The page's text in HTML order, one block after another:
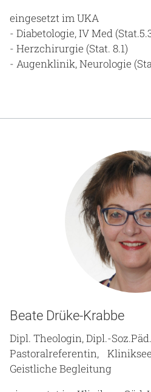
eingesetzt im UKA
- Diabetologie, IV Med
- Herzchirurgie (Stat. 8.1)
- Augenklinik, Neurologie
Beate Drüke-Krabbe
Dipl. Theologin, Dipl.-
Pastoralreferentin,
Geistliche Begleitung